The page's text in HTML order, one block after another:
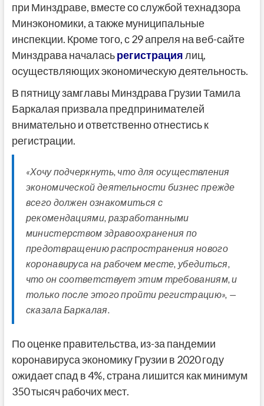
при Минздраве, вместе со службой технадзора
Минэкономики, а также муниципальные
инспекции. Кроме того, с 29 апреля на веб-сайте
Минздрава началасьрегистрациялиц,
осуществляющих экономическую деятельность.
В пятницу замглавы Минздрава Грузии Тамила
Баркалая призвала предпринимателей
внимательно и ответственно отнестись к
регистрации.
«Хочу подчеркнуть, что для осуществления
экономической деятельности бизнес прежде
всего должен ознакомиться с
рекомендациями, разработанными
министерством здравоохранения по
предотвращению распространения нового
коронавируса на рабочем месте, убедиться,
что он соответствует этим требованиям, и
только после этого пройти регистрацию», —
сказала Баркалая.
По оценке правительства, из-за пандемии
коронавируса экономику Грузии в 2020 году
ожидает спад в 4%, страна лишится как минимум
350 тысяч рабочих мест.